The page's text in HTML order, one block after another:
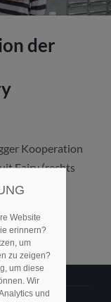
der
Kooperation
Fairy (rechts
Website
erinnern?
um
zu zeigen?
um diese
Wir
und